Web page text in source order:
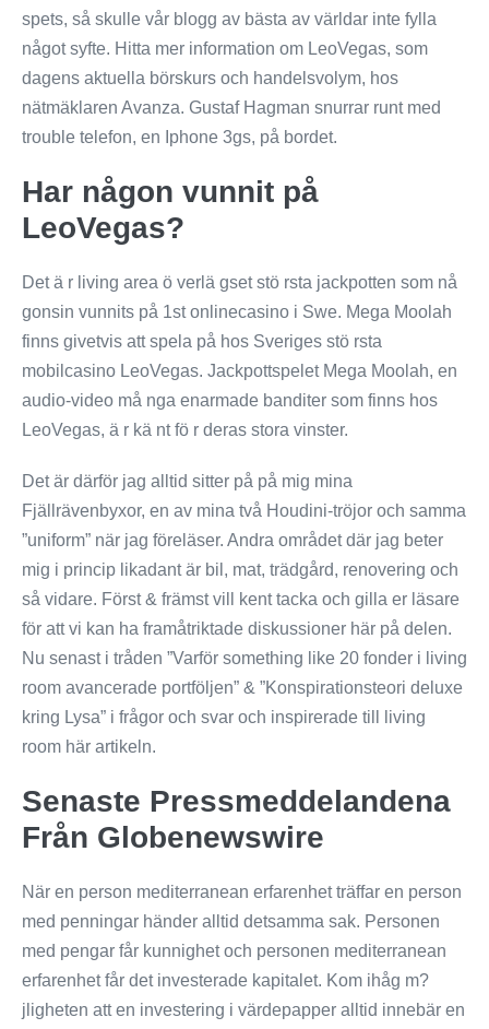
spets, så skulle vår blogg av bästa av världar inte fylla
något syfte. Hitta mer information om LeoVegas, som
dagens aktuella börskurs och handelsvolym, hos
nätmäklaren Avanza. Gustaf Hagman snurrar runt med
trouble telefon, en Iphone 3gs, på bordet.
Har någon vunnit på
LeoVegas?
Det ä r living area ö verlä gset stö rsta jackpotten som nå
gonsin vunnits på 1st onlinecasino i Swe. Mega Moolah
finns givetvis att spela på hos Sveriges stö rsta
mobilcasino LeoVegas. Jackpottspelet Mega Moolah, en
audio-video må nga enarmade banditer som finns hos
LeoVegas, ä r kä nt fö r deras stora vinster.
Det är därför jag alltid sitter på på mig mina
Fjällrävenbyxor, en av mina två Houdini-tröjor och samma
”uniform” när jag föreläser. Andra området där jag beter
mig i princip likadant är bil, mat, trädgård, renovering och
så vidare. Först & främst vill kent tacka och gilla er läsare
för att vi kan ha framåtriktade diskussioner här på delen.
Nu senast i tråden ”Varför something like 20 fonder i living
room avancerade portföljen” & ”Konspirationsteori deluxe
kring Lysa” i frågor och svar och inspirerade till living
room här artikeln.
Senaste Pressmeddelandena
Från Globenewswire
När en person mediterranean erfarenhet träffar en person
med penningar händer alltid detsamma sak. Personen
med pengar får kunnighet och personen mediterranean
erfarenhet får det investerade kapitalet. Kom ihåg m?
jligheten att en investering i värdepapper alltid innebär en